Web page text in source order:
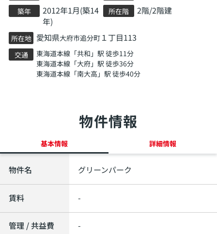
築年
2012年1月(築14
年)
所在階 2階/2階建
所在地 愛知県大府市追分町 １丁目113
交通 東海道本線 「共和 」駅 徒歩11分
東海道本線 「大府」駅 徒歩36分
東海道本線 「南大高 」駅 徒歩40分
物件情報
基本情報 詳細情報
物件名 グリーンパーク
賃料 -
管理 / 共益費 -